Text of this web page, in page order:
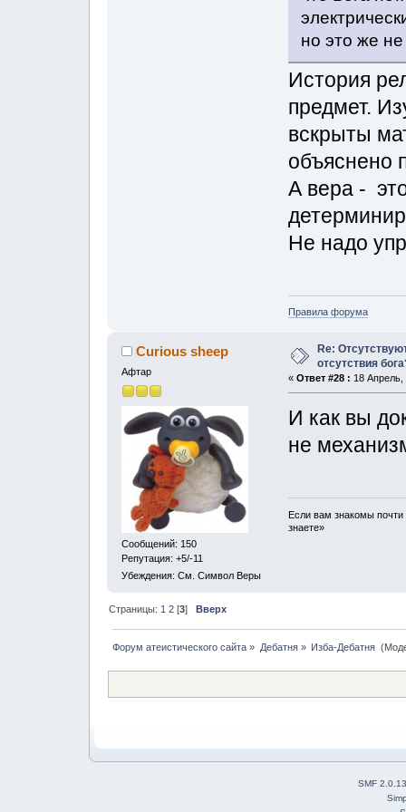
но это же
История
предмет.
вскрыты
объяснено
А вера -
Не надо
Правила форума
Curious sheep
Афтар
Сообщений: 150
Репутация: +5/-11
Убеждения: См. Символ Веры
Re:
отсутствия
« Ответ #28 : 18 Апрель,
И как вы
не
Если вам знакомы
знаете»
Страницы: 1 2 [3]Вверх
Форум атеистического сайта » Дебатня» Изба-Дебатня
SMF 2.0.13